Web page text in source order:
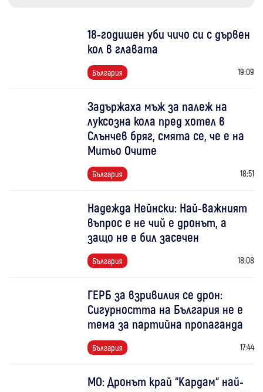
18-годишен уби чичо си с дървен
кол в главата
България 19:09
Задържаха мъж за палеж на
луксозна кола пред хотел в
Слънчев бряг, смята се, че е на
Митьо Очите
България 18:51
Надежда Нейнски: Най-важният
въпрос е не чий е дронът, а
защо не е бил засечен
България 18:08
ГЕРБ за взривилия се дрон:
Сигурността на България не е
тема за партийна пропаганда
България 17:44
МО: Дронът край “Кардам“ най-